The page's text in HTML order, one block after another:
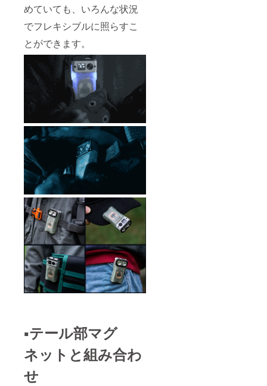
めていても、いろんな状況
でフレキシブルに照らすこ
とができます。
▪️テール部マグ
ネットと組み合わ
せ